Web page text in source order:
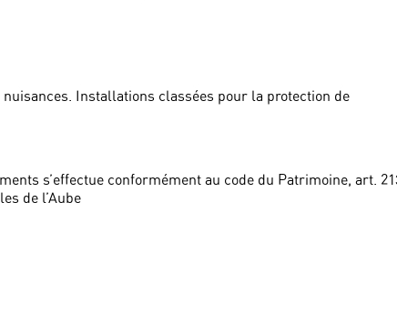
Installations classées pour la protection de
s’effectue conformément au code du Patrimoine, art.
de l’Aube